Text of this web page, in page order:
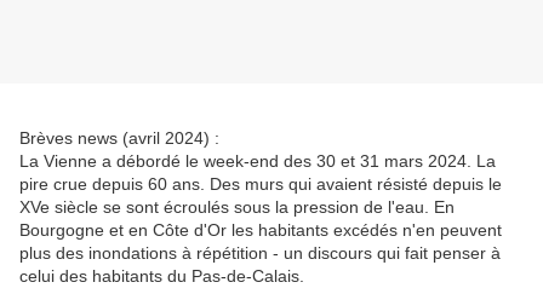
Brèves news (avril 2024) :
La Vienne a débordé le week-end des 30 et 31 mars 2024. La
pire crue depuis 60 ans. Des murs qui avaient résisté depuis le
XVe siècle se sont écroulés sous la pression de l'eau. En
Bourgogne et en Côte d'Or les habitants excédés n'en peuvent
plus des inondations à répétition - un discours qui fait penser à
celui des habitants du Pas-de-Calais.